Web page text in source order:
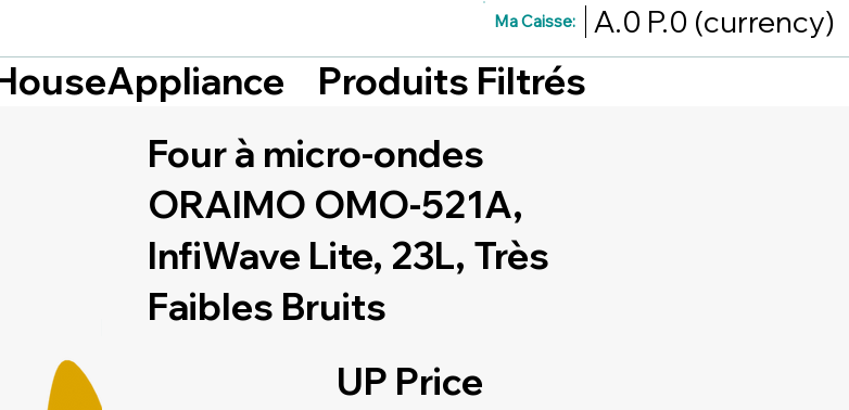
Ma Caisse: A.0 P.0 (currency)
Produits Filtrés
Four à micro-ondes
ORAIMO OMO-521A,
InfiWave Lite, 23L, Très
Faibles Bruits
UP Price